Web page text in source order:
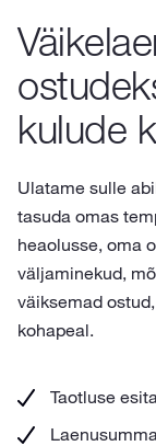
kulude
Ulatame sulle
tasuda omas
heaolusse, oma
väljaminekud,
väiksemad
kohapeal.
Taotluse